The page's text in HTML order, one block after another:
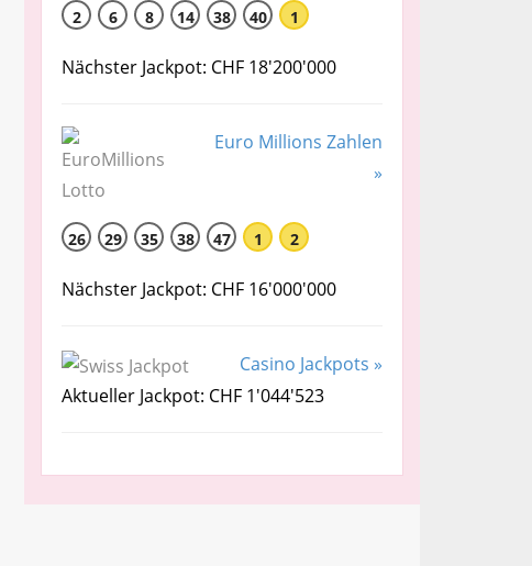
2 6 8 14 38 40 1
Nächster Jackpot: CHF 18'200'000
Euro Millions Zahlen
»
26 29 35 38 47 1 2
Nächster Jackpot: CHF 16'000'000
Casino Jackpots »
Aktueller Jackpot: CHF 1'044'523